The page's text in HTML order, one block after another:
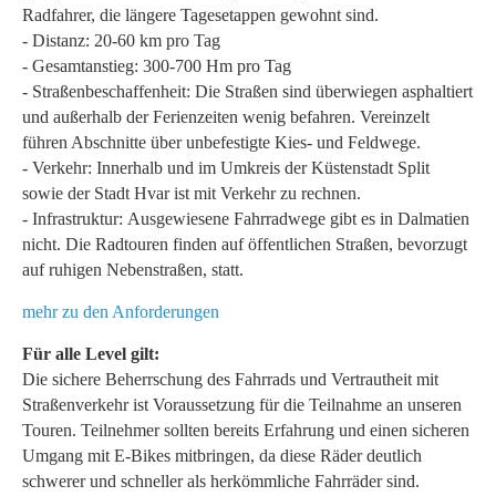
Radfahrer, die längere Tagesetappen gewohnt sind.
- Distanz: 20-60 km pro Tag
- Gesamtanstieg: 300-700 Hm pro Tag
- Straßenbeschaffenheit: Die Straßen sind überwiegen asphaltiert
und außerhalb der Ferienzeiten wenig befahren. Vereinzelt
führen Abschnitte über unbefestigte Kies- und Feldwege.
- Verkehr: Innerhalb und im Umkreis der Küstenstadt Split
sowie der Stadt Hvar ist mit Verkehr zu rechnen.
- Infrastruktur: Ausgewiesene Fahrradwege gibt es in Dalmatien
nicht. Die Radtouren finden auf öffentlichen Straßen, bevorzugt
auf ruhigen Nebenstraßen, statt.
mehr zu den Anforderungen
Für alle Level gilt:
Die sichere Beherrschung des Fahrrads und Vertrautheit mit
Straßenverkehr ist Voraussetzung für die Teilnahme an unseren
Touren. Teilnehmer sollten bereits Erfahrung und einen sicheren
Umgang mit E-Bikes mitbringen, da diese Räder deutlich
schwerer und schneller als herkömmliche Fahrräder sind.